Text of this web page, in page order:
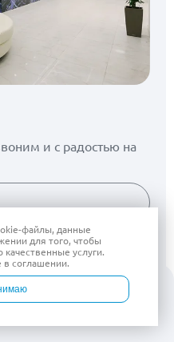
и с радостью на
данных
заявку
файлы, данные
для того, чтобы
услуги.
в соглашении.